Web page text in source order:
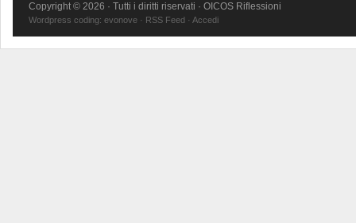
Copyright © 2026 · Tutti i diritti riservati · OICOS Riflessioni
Wordpress coding: evonove · RSS Feed · Accedi